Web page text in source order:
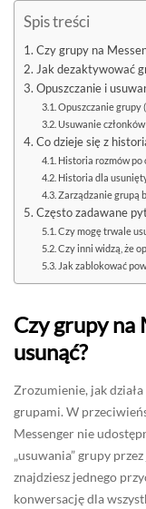
Spis treści
Czy grupy na
Jak dezaktywować
Opuszczanie i
Opuszczanie grupy
Usuwanie
Co dzieje się z
Historia rozmów po
Historia dla
Zarządzanie grupą
Często zadawane
Czy mogę trwale
Czy inni widzą, że
Jak zablokować
Czy grupy na
usunąć?
Zrozumienie, jak
grupami. W
Messenger nie
„usuwania” grupy
znajdziesz jednego
konwersację dla